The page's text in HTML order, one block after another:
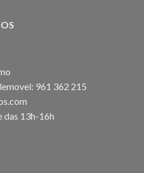
961 362 215
das 13h-16h